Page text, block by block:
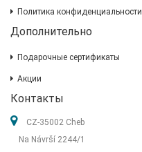
Политика конфиденциальности
Дополнительно
Подарочные сертификаты
Акции
Контакты
CZ-35002 Cheb
Na Návrší 2244/1